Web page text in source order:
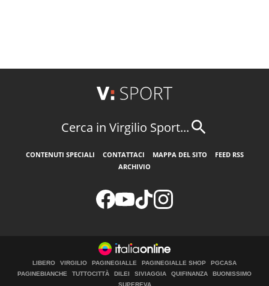
Cerca in Virgilio Sport...
CONTENUTI SPECIALI CONTATTACI MAPPA DEL SITO
FEED RSS
ARCHIVIO
LIBERO VIRGILIO PAGINEGIALLE PAGINEGIALLE SHOP
PGCASA
PAGINEBIANCHE
TUTTOCITTÀ DILEI SIVIAGGIA QUIFINANZA
BUONISSIMO
SUPEREVA